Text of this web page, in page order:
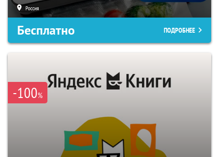
Россия
Бесплатно ПОДРОБНЕЕ
-100%